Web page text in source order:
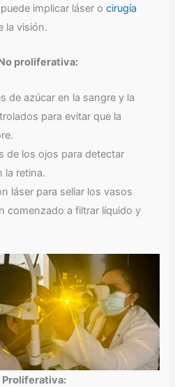
implicar láser ocirugía
la visión.
proliferativa:
de azúcar en la sangre y la
para evitar que la
de los ojos para detectar
la retina.
láser para sellar los vasos
comenzado a filtrar líquido y
Proliferativa: